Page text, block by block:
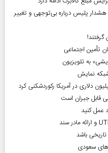
هشدار پلیس درباره بی‌توجهی و تغییر
تأمین اجتماعی
به تلویزیون
نمایش
قابل جبران است
عمل کنید
باشد
سعودی